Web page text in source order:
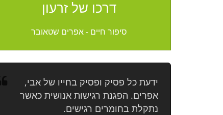
דרכו של זרעון
סיפור חיים - אפרים שטאובר
ידעת כל פסיק ופסיק בחייו של אבי,
אפרים. הפגנת רגישות אנושית כאשר
נתקלת בחומרים רגישים.